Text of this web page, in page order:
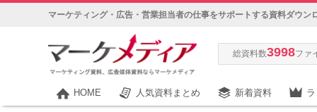
マーケティング・広告・営業担当者の仕事をサポートする資料ダウン
総資料数3998ファ
HOME 人気資料まとめ 新着資料